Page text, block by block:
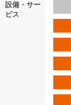
設備・サー
ビス